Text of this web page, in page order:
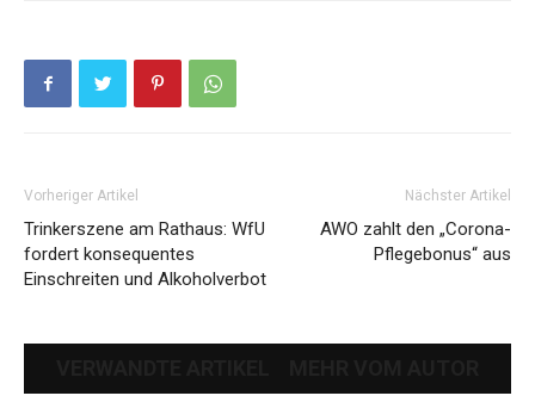
Vorheriger Artikel
Trinkerszene am Rathaus: WfU
fordert konsequentes
Einschreiten und Alkoholverbot
Nächster Artikel
AWO zahlt den „Corona-
Pflegebonus“ aus